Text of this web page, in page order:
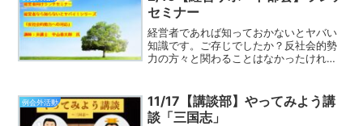
大切と言うけれ...
セミナー
経営者であれば知っておかないとヤバい
知識です。ご存じでしたか？反社会的勢
力の方々と関わることはなかったけれ
営サポート部会部会FBライブ～経営者な
ら知らないとヤバい...
例会外活動
11/17【講談部】やってみよう講
談「三国志」